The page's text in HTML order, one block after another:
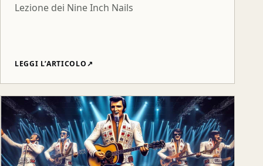
Lezione dei Nine Inch Nails
LEGGI L’ARTICOLO↗